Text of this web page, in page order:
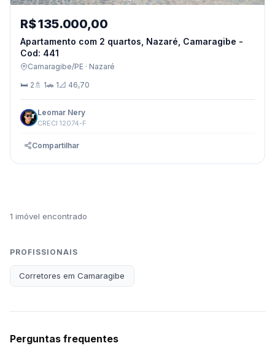
R$ 135.000,00
Apartamento com 2 quartos, Nazaré, Camaragibe -
Cod: 441
Camaragibe/PE · Nazaré
🛏 2 🚿 1🚗 1📐 46,70
Leomar Nery
CRECI 12074-F
Compartilhar
1 imóvel encontrado
PROFISSIONAIS
Corretores em Camaragibe
Perguntas frequentes